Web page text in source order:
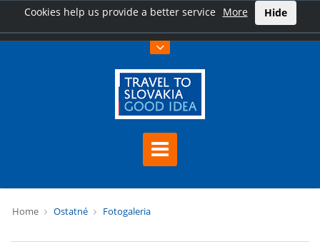
Cookies help us provide a better service More Hide
Home Ostatné Fotogaleria